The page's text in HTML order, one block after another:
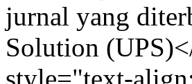
jurnal yang
Solution